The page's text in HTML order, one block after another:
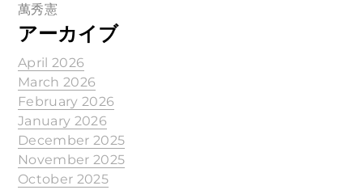
萬秀憲
アーカイブ
April 2026
March 2026
February 2026
January 2026
December 2025
November 2025
October 2025